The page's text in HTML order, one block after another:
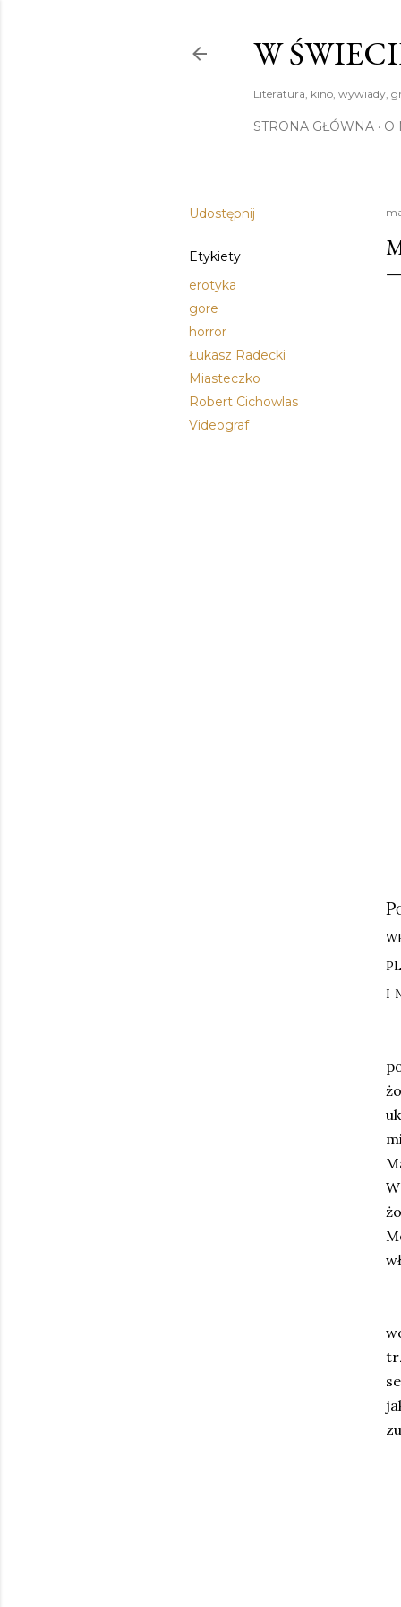
W
Literatura, kino, wywiady,
STRONA GŁÓWNA O
Udostępnij
Etykiety
erotyka
gore
horror
Łukasz Radecki
Miasteczko
Robert Cichowlas
Videograf
i